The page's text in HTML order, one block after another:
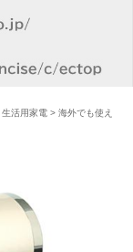
生活用家電> 海外でも使え